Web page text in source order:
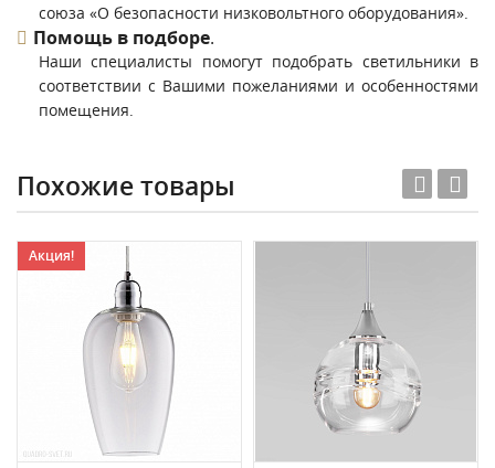
союза «О безопасности низковольтного оборудования».
Помощь в подборе.
Наши специалисты помогут подобрать светильники в
соответствии с Вашими пожеланиями и особенностями
помещения.
Похожие товары
Акция!